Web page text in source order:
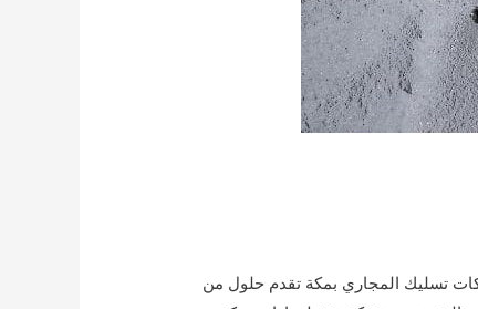
تسليك المجاري بمكة تقدم حلول من